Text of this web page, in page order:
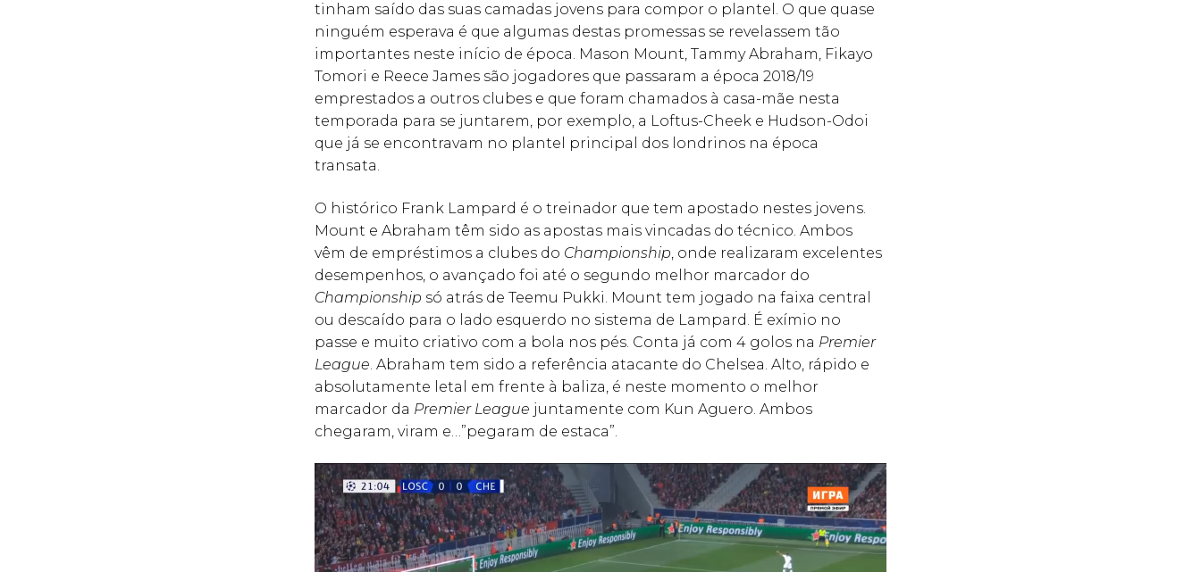
tinham saído das suas camadas jovens para compor o plantel. O que quase
ninguém esperava é que algumas destas promessas se revelassem tão
importantes neste início de época. Mason Mount, Tammy Abraham, Fikayo
Tomori e Reece James são jogadores que passaram a época 2018/19
emprestados a outros clubes e que foram chamados à casa-mãe nesta
temporada para se juntarem, por exemplo, a Loftus-Cheek e Hudson-Odoi
que já se encontravam no plantel principal dos londrinos na época
transata.
O histórico Frank Lampard é o treinador que tem apostado nestes jovens.
Mount e Abraham têm sido as apostas mais vincadas do técnico. Ambos
vêm de empréstimos a clubes do Championship, onde realizaram excelentes
desempenhos, o avançado foi até o segundo melhor marcador do
Championship só atrás de Teemu Pukki. Mount tem jogado na faixa central
ou descaído para o lado esquerdo no sistema de Lampard. É exímio no
passe e muito criativo com a bola nos pés. Conta já com 4 golos na Premier
League. Abraham tem sido a referência atacante do Chelsea. Alto, rápido e
absolutamente letal em frente à baliza, é neste momento o melhor
marcador da Premier League juntamente com Kun Aguero. Ambos
chegaram, viram e…”pegaram de estaca”.